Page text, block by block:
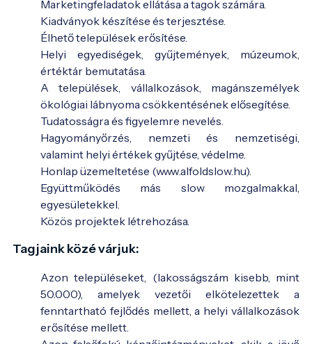
Marketingfeladatok ellátása a tagok számára.
Kiadványok készítése és terjesztése.
Élhető települések erősítése.
Helyi egyediségek, gyűjtemények, múzeumok,
értéktár bemutatása.
A települések, vállalkozások, magánszemélyek
ökológiai lábnyoma csökkentésének elősegítése.
Tudatosságra és figyelemre nevelés.
Hagyományőrzés, nemzeti és nemzetiségi,
valamint helyi értékek gyűjtése, védelme.
Honlap üzemeltetése (www.alfoldslow.hu).
Együttműködés más slow mozgalmakkal,
egyesületekkel.
Közös projektek létrehozása.
Tagjaink közé várjuk:
Azon településeket, (lakosságszám kisebb, mint
50.000), amelyek vezetői elkötelezettek a
fenntartható fejlődés mellett, a helyi vállalkozások
erősítése mellett.